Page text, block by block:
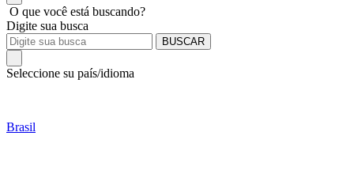
O que você está buscando?
Digite sua busca
BUSCAR
Seleccione su país/idioma
Brasil